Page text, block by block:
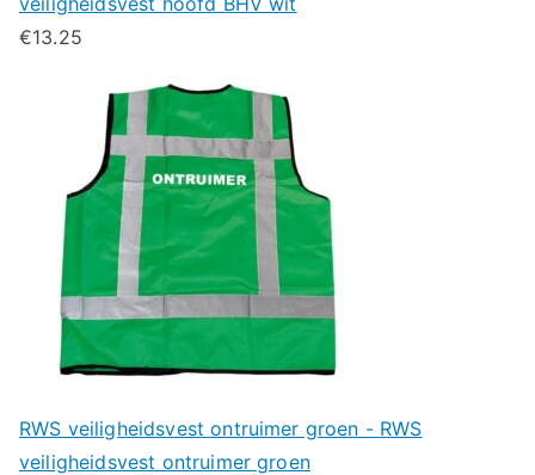
€13.25
RWS veiligheidsvest ontruimer groen - RWS
veiligheidsvest ontruimer groen